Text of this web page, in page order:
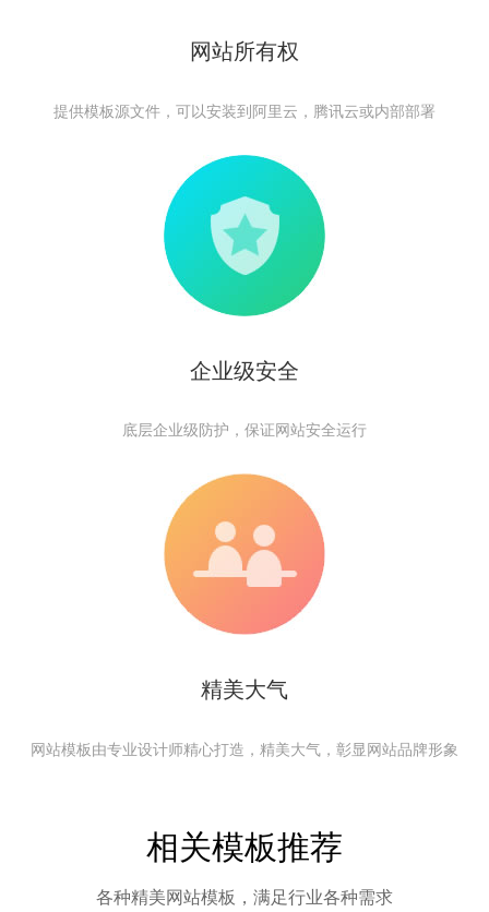
网站所有权
提供模板源文件，可以安装到阿里云，腾讯云或内部部署
企业级安全
底层企业级防护，保证网站安全运行
精美大气
网站模板由专业设计师精心打造，精美大气，彰显网站品牌形象
相关模板推荐
各种精美网站模板，满足行业各种需求